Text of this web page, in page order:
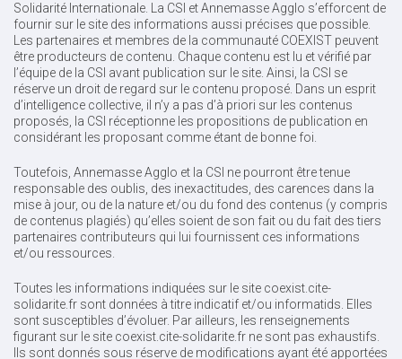
Solidarité Internationale. La CSI et Annemasse Agglo s’efforcent de
fournir sur le site des informations aussi précises que possible.
Les partenaires et membres de la communauté COEXIST peuvent
être producteurs de contenu. Chaque contenu est lu et vérifié par
l’équipe de la CSI avant publication sur le site. Ainsi, la CSI se
réserve un droit de regard sur le contenu proposé. Dans un esprit
d’intelligence collective, il n’y a pas d’à priori sur les contenus
proposés, la CSI réceptionne les propositions de publication en
considérant les proposant comme étant de bonne foi.
Toutefois, Annemasse Agglo et la CSI ne pourront être tenue
responsable des oublis, des inexactitudes, des carences dans la
mise à jour, ou de la nature et/ou du fond des contenus (y compris
de contenus plagiés) qu’elles soient de son fait ou du fait des tiers
partenaires contributeurs qui lui fournissent ces informations
et/ou ressources.
Toutes les informations indiquées sur le site coexist.cite-
solidarite.fr sont données à titre indicatif et/ou informatids. Elles
sont susceptibles d’évoluer. Par ailleurs, les renseignements
figurant sur le site coexist.cite-solidarite.fr ne sont pas exhaustifs.
Ils sont donnés sous réserve de modifications ayant été apportées